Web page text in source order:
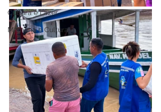
Cultura e Lazer
Memória e Cultura